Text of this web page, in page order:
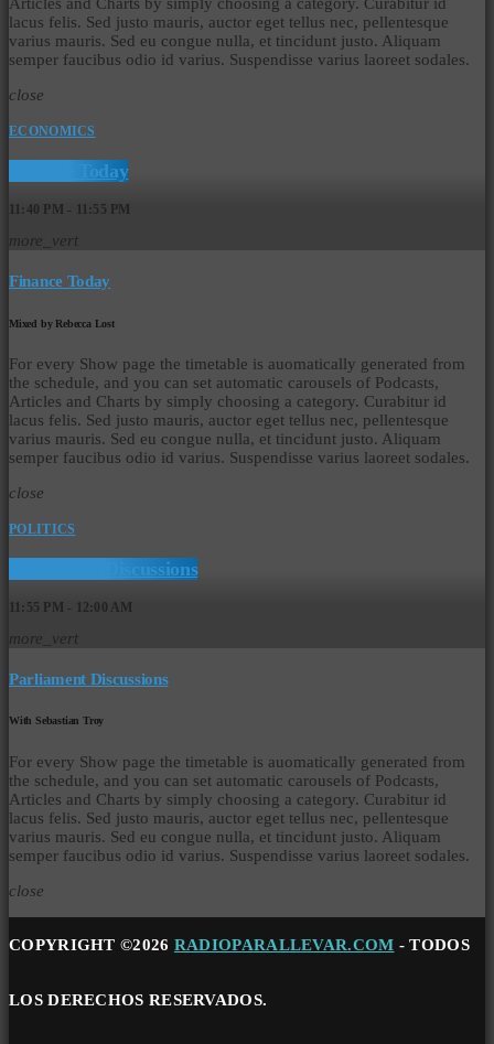
lacus felis. Sed justo mauris, auctor eget tellus nec, pellentesque
varius mauris. Sed eu congue nulla, et tincidunt justo. Aliquam
semper faucibus odio id varius. Suspendisse varius laoreet sodales.
close
ECONOMICS
Finance Today
11:40 PM - 11:55 PM
more_vert
Finance Today
Mixed by Rebecca Lost
For every Show page the timetable is auomatically generated from
the schedule, and you can set automatic carousels of Podcasts,
Articles and Charts by simply choosing a category. Curabitur id
lacus felis. Sed justo mauris, auctor eget tellus nec, pellentesque
varius mauris. Sed eu congue nulla, et tincidunt justo. Aliquam
semper faucibus odio id varius. Suspendisse varius laoreet sodales.
close
POLITICS
Parliament Discussions
11:55 PM - 12:00 AM
more_vert
Parliament Discussions
With Sebastian Troy
For every Show page the timetable is auomatically generated from
the schedule, and you can set automatic carousels of Podcasts,
Articles and Charts by simply choosing a category. Curabitur id
lacus felis. Sed justo mauris, auctor eget tellus nec, pellentesque
varius mauris. Sed eu congue nulla, et tincidunt justo. Aliquam
semper faucibus odio id varius. Suspendisse varius laoreet sodales.
close
COPYRIGHT ©2026 RADIOPARALLEVAR.COM - TODOS
LOS DERECHOS RESERVADOS.